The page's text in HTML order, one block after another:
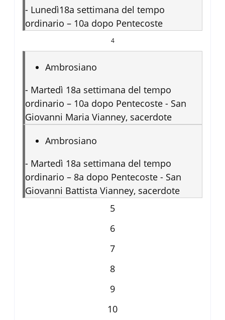
- Lunedì18a settimana del tempo
ordinario – 10a dopo Pentecoste
4
Ambrosiano
- Martedì 18a settimana del tempo
ordinario – 10a dopo Pentecoste - San
Giovanni Maria Vianney, sacerdote
Ambrosiano
- Martedì 18a settimana del tempo
ordinario – 8a dopo Pentecoste - San
Giovanni Battista Vianney, sacerdote
5
6
7
8
9
10